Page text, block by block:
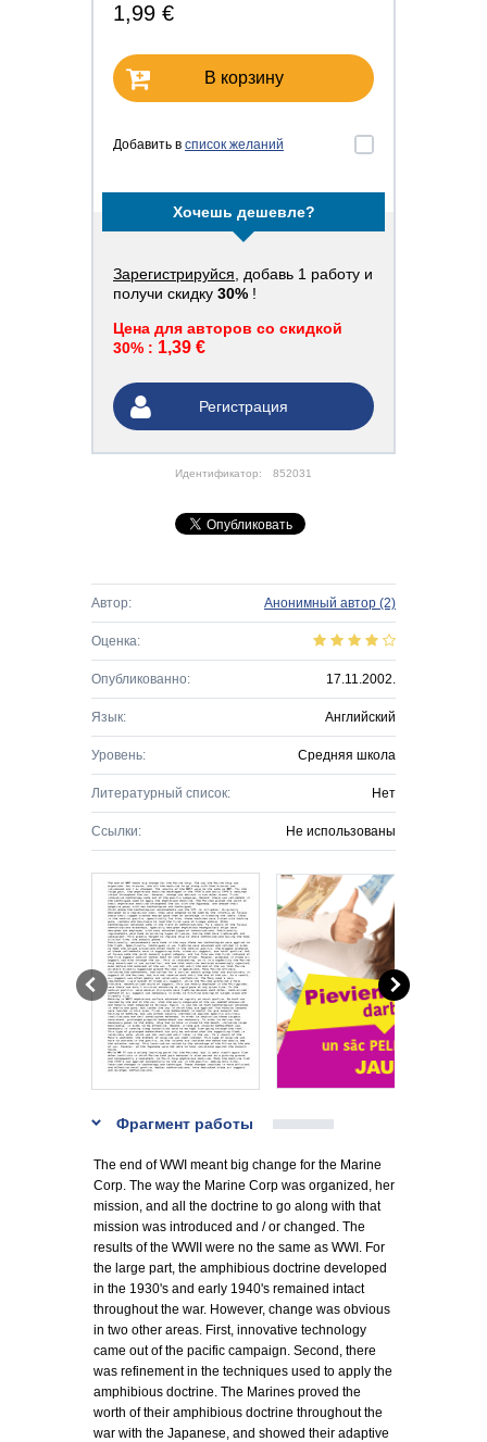
1,99 €
В корзину
Добавить в список желаний
Хочешь дешевле?
Зарегистрируйся , добавь 1 работу и
получи скидку 30% !
Цена для авторов со скидкой
30% : 1,39 €
Регистрация
Идентификатор: 852031
Автор: Анонимный автор (2)
Оценка:
Опубликованно: 17.11.2002.
Язык: Английский
Уровень: Средняя школа
Литературный список: Нет
Ссылки: Не использованы
Фрагмент работы
The end of WWI meant big change for the Marine
Corp. The way the Marine Corp was organized, her
mission, and all the doctrine to go along with that
mission was introduced and / or changed. The
results of the WWII were no the same as WWI. For
the large part, the amphibious doctrine developed
in the 1930's and early 1940's remained intact
throughout the war. However, change was obvious
in two other areas. First, innovative technology
came out of the pacific campaign. Second, there
was refinement in the techniques used to apply the
amphibious doctrine. The Marines proved the
worth of their amphibious doctrine throughout the
war with the Japanese, and showed their adaptive